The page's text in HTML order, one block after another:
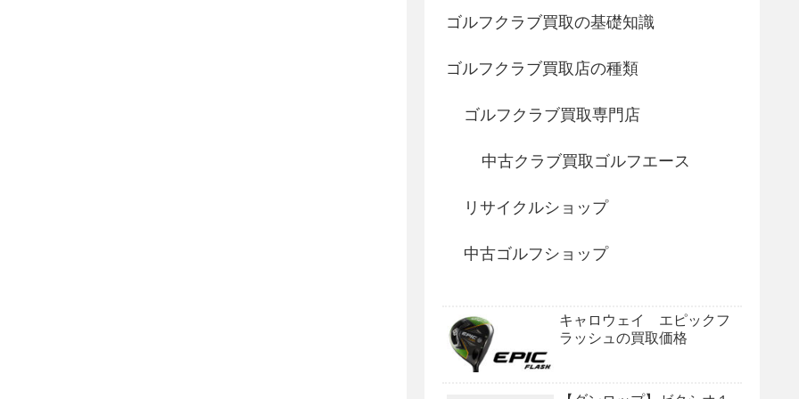
ゴルフクラブ買取の基礎知識
ゴルフクラブ買取店の種類
ゴルフクラブ買取専門店
中古クラブ買取ゴルフエース
リサイクルショップ
中古ゴルフショップ
キャロウェイ エピックフ
ラッシュの買取価格